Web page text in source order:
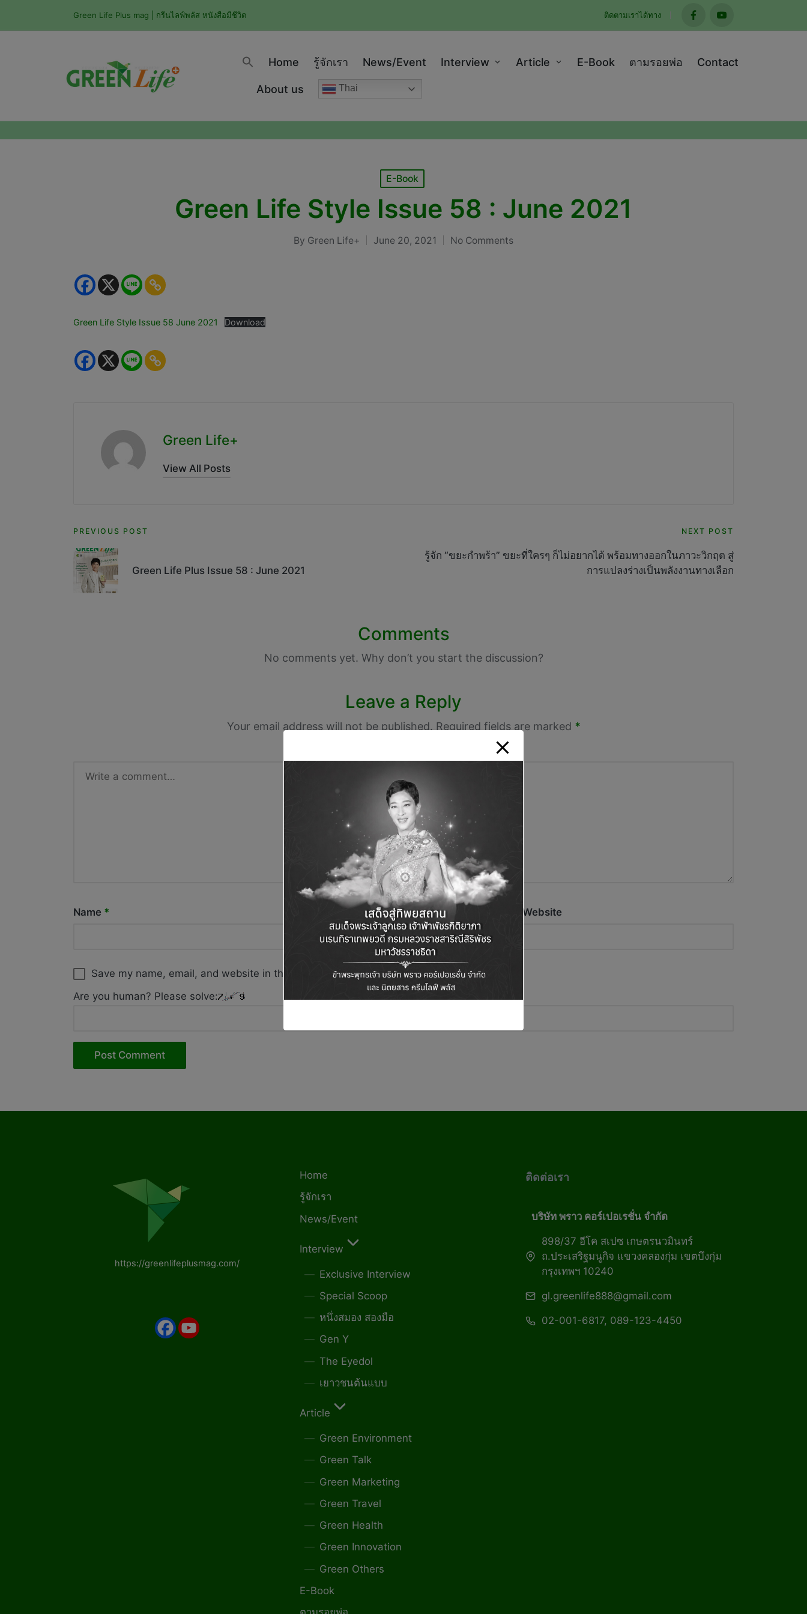
Green Life Plus mag | กรีนไลฟ์พลัส หนังสือมีชีวิต ติดตามเราได้ทาง
facebookyoutube
Home รู้จักเรา News/Event Interview Article E-Book ตามรอยพ่อ Contact
About us Thai
Posted
E-Book
Green Life Style Issue 58 : June 2021
Posted
By Green Life+ June 20, 2021 No Comments
Green Life Style Issue 58 June 2021 Download
Green Life+
View All Posts
Post
navigation
PREVIOUS POST
Green Life Plus Issue 58 : June 2021
NEXT POST
รู้จัก “ขยะกำพร้า” ขยะที่ใครๆ ก็ไม่อยากได้ พร้อมทางออกในภาวะวิกฤต สู่
การแปลงร่างเป็นพลังงานทางเลือก
Comments
No comments yet. Why don’t you start the discussion?
Leave a Reply
Your email address will not be published. Required fields are marked *
Name * Website
Save my name, email, and website in this browser for the next time I comment.
Are you human? Please solve:
https://greenlifeplusmag.com/
Home
รู้จักเรา
News/Event
Interview
Exclusive Interview
Special Scoop
หนึ่งสมอง สองมือ
Gen Y
The Eyedol
เยาวชนต้นแบบ
Article
Green Environment
Green Talk
Green Marketing
Green Travel
Green Health
Green Innovation
Green Others
E-Book
ติดต่อเรา
บริษัท พราว คอร์เปอเรชั่น จำกัด
898/37 อีโค สเปซ เกษตรนวมินทร์
ถ.ประเสริฐมนูกิจ แขวงคลองกุ่ม เขตบึงกุ่ม
กรุงเทพฯ 10240
gl.greenlife888@gmail.com
02-001-6817, 089-123-4450